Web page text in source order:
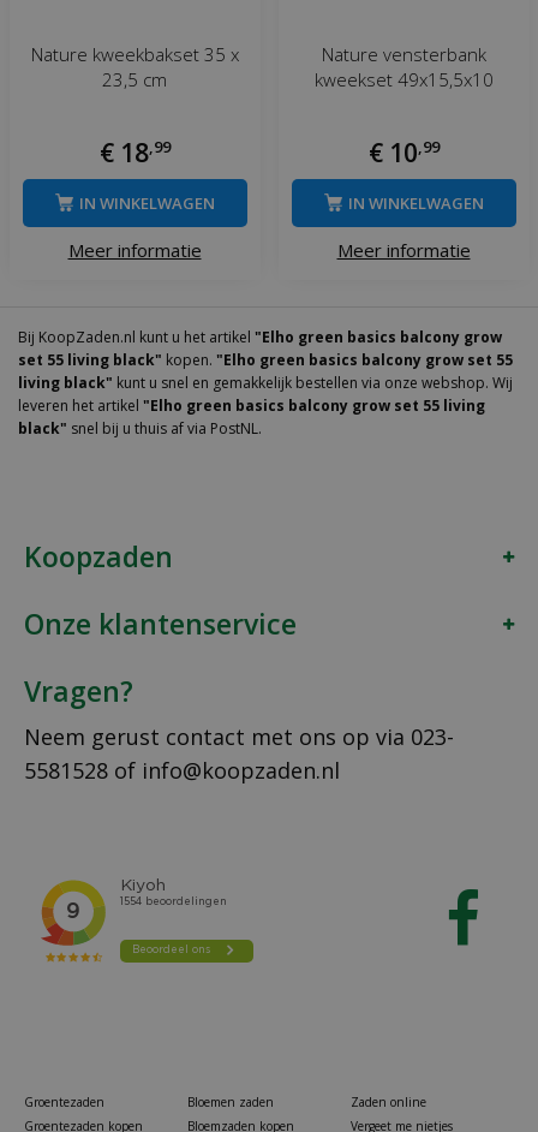
Nature kweekbakset 35 x
23,5 cm
€ 18,99
Meer informatie
IN WINKELWAGEN
Nature vensterbank
kweekset 49x15,5x10
€ 10,99
Meer informatie
IN WINKELWAGEN
Bij KoopZaden.nl kunt u het artikel "Elho green basics balcony grow
set 55 living black" kopen. "Elho green basics balcony grow set 55
living black" kunt u snel en gemakkelijk bestellen via onze webshop. Wij
leveren het artikel "Elho green basics balcony grow set 55 living
black" snel bij u thuis af via PostNL.
Koopzaden
Onze klantenservice
Vragen?
Neem gerust contact met ons op via 023-
5581528 of info@koopzaden.nl
Groentezaden
Groentezaden kopen
Bloemen zaden
Bloemzaden kopen
Zaden online
Vergeet me nietjes